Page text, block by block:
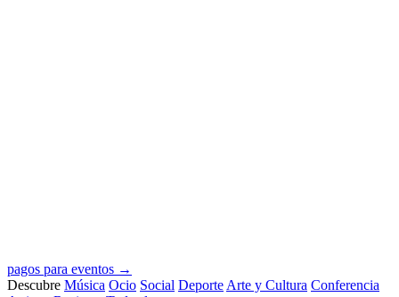
pagos para eventos →
Descubre Música Ocio Social Deporte Arte y Cultura Conferencia